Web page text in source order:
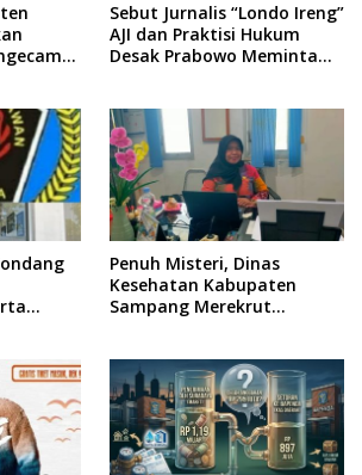
Sebut Jurnalis “Londo Ireng”
AJI dan Praktisi Hukum
Desak Prabowo Meminta
Penuh Misteri, Dinas
Kesehatan Kabupaten
Sampang Merekrut